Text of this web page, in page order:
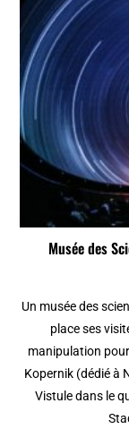
Musée des
Un musée des
place ses
manipulation
Kopernik (dédié à
Vistule dans le